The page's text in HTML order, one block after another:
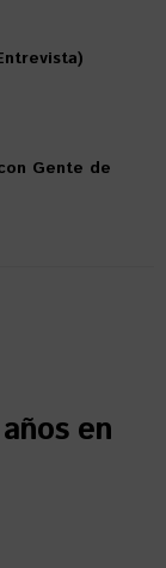
Gente de
en